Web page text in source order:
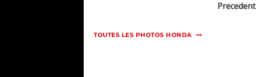
Precedent
TOUTES LES PHOTOS HONDA